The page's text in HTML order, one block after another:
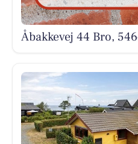
Åbakkevej 44 Bro,